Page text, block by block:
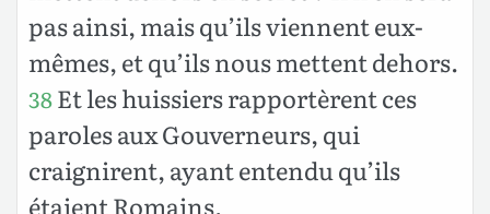
pas ainsi, mais qu’ils viennent eux-
mêmes, et qu’ils nous mettent dehors.
38Et les huissiers rapportèrent ces
paroles aux Gouverneurs, qui
craignirent, ayant entendu qu’ils
étaient Romains.